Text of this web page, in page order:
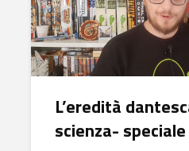
L’eredità
scienza- speciale